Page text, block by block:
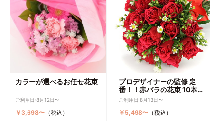
カラーが選べるお任せ花束
ご利用日:8月12日〜
￥3,698〜（税込）
プロデザイナーの監修 定
番！！赤バラの花束 10本～
選択可能
ご利用日:8月13日〜
￥5,498〜 （税込）